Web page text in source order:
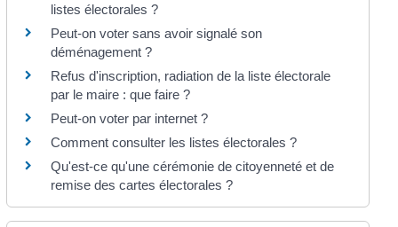
listes électorales ?
Peut-on voter sans avoir signalé son
déménagement ?
Refus d'inscription, radiation de la liste électorale
par le maire : que faire ?
Peut-on voter par internet ?
Comment consulter les listes électorales ?
Qu'est-ce qu'une cérémonie de citoyenneté et de
remise des cartes électorales ?